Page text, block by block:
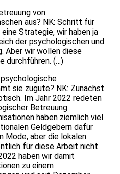
von
aus? NK: Schritt für
Strategie, wir haben ja
der psychologischen und
Aber wir wollen diese
durchführen. (…)
sie zugute? NK: Zunächst
Im Jahr 2022 redeten
Betreuung.
haben ziemlich viel
Geldgebern dafür
Mode, aber die lokalen
für diese Arbeit nicht
haben wir damit
zu einem